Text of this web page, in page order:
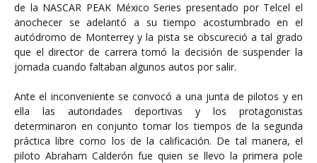
de la NASCAR PEAK México Series presentado por Telcel el
anochecer se adelantó a su tiempo acostumbrado en el
autódromo de Monterrey y la pista se obscureció a tal grado
que el director de carrera tomó la decisión de suspender la
jornada cuando faltaban algunos autos por salir.
Ante el inconveniente se convocó a una junta de pilotos y en
ella las autoridades deportivas y los protagonistas
determinaron en conjunto tomar los tiempos de la segunda
práctica libre como los de la calificación. De tal manera, el
piloto Abraham Calderón fue quien se llevo la primera pole